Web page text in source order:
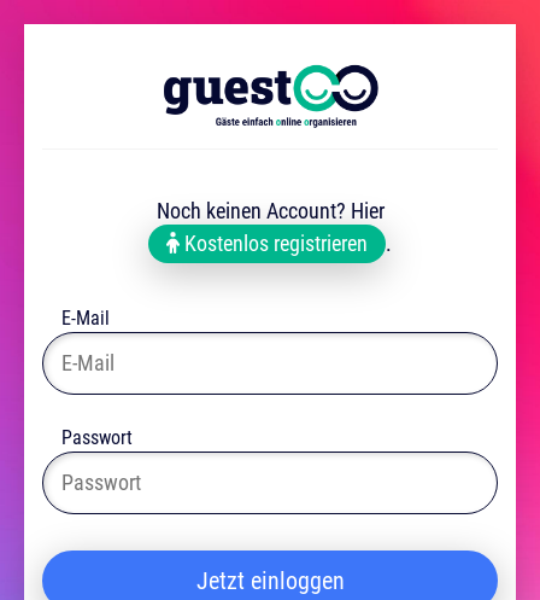
Noch keinen Account? Hier
Kostenlos registrieren
.
E-Mail
Passwort
Jetzt einloggen